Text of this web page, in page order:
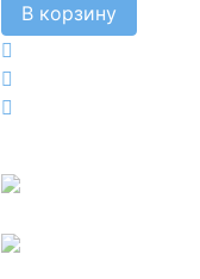
В корзину